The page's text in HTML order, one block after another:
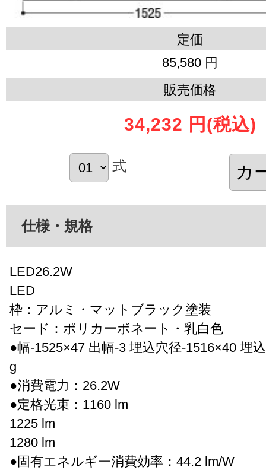
定価
85,580 円
販売価格
34,232 円 (税込)
式
仕様・規格
LED26.2W
LED
枠：アルミ・マットブラック塗装
セード：ポリカーボネート・乳白色
●幅-1525×47 出幅-3 埋込穴径-1516×40 埋
g
●消費電力：26.2W
●定格光束：1160 lm
1225 lm
1280 lm
●固有エネルギー消費効率：44.2 lm/W